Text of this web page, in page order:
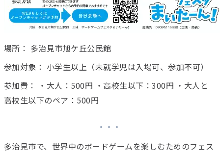
場所： 多治見市旭ケ丘公民館
参加対象： 小学生以上（未就学児は入場可、参加不可）
参加費： ・大人：500円 ・高校生以下：300円 ・大人と
高校生以下のペア：500円
多治見市で、世界中のボードゲームを楽しむためのフェス